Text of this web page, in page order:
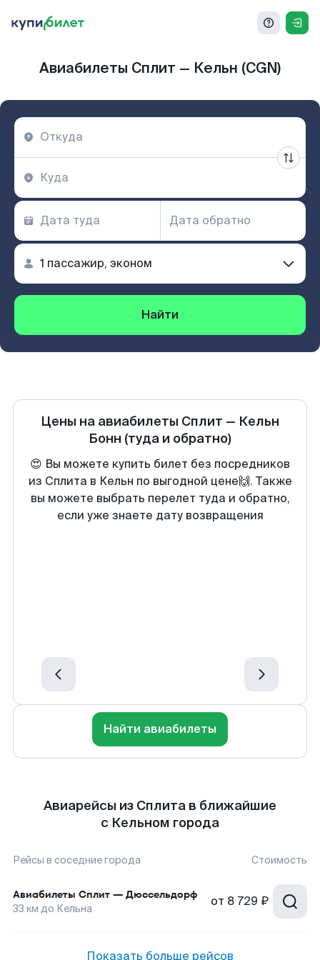
Авиабилеты Сплит — Кельн (CGN)
Найти
Цены на авиабилеты Сплит — Кельн
Бонн (туда и обратно)
😍 Вы можете купить билет без посредников
из Сплита в Кельн по выгодной цене🙌. Также
вы можете выбрать перелет туда и обратно,
если уже знаете дату возвращения
Найти авиабилеты
Авиарейсы из Сплита в ближайшие
с Кельном города
Рейсы в соседние города Стоимость
Авиабилеты Сплит — Дюссельдорф
33 км до Кельна от 8 729 ₽
Показать больше рейсов